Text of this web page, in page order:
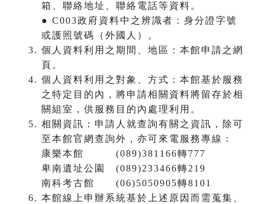
箱、聯絡地址、聯絡電話等資料。
● C003政府資料中之辨識者：身分證字號
或護照號碼（外國人）。
個人資料利用之期間、地區：本館申請之網
頁。
個人資料利用之對象、方式：本館基於服務
之特定目的內，將申請相關資料將留存於相
關組室，供服務目的內處理利用。
相關資訊：申請人就查詢有關之資訊，除可
至本館官網查詢外，亦可來電服務專線：
康樂本館 (089)381166轉777
卑南遺址公園 (089)233466轉219
南科考古館 (06)5050905轉8101
本館線上申辦系統基於上述原因而需蒐集、